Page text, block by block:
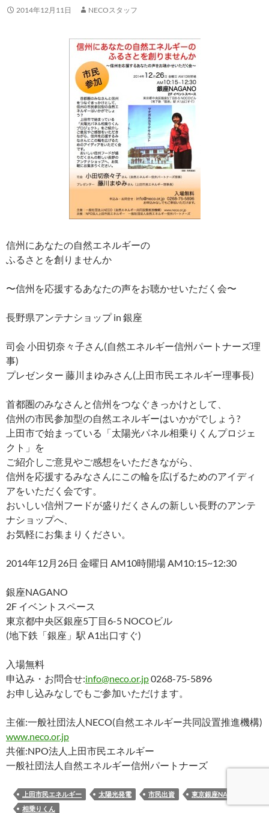
2014年12月11日 NECOスタッフ
信州にあなたの自然エネルギーの
ふるさとを創りませんか
〜信州を応援するあなたの声をお聴かせいただく会〜
長野県アンテナショップ in 銀座
司会 小田切奈々子さん(自然エネルギー信州パートナーズ理
事)
プレゼンター 藤川まゆみさん(上田市民エネルギー理事長)
首都圏のみなさんと信州をつなぐきっかけとして、
信州の市民参加型の自然エネルギーはいかがでしょう?
上田市で始まっている「太陽光パネル相乗りくんプロジェ
クト」を
ご紹介しご意見やご感想をいただきながら、
信州を応援するみなさんにこの輪を広げるためのアイディ
アをいただく会です。
おいしい信州フードが盛りだくさんの新しい長野のアンテ
ナショップへ、
お気軽にお集まりください。
2014年12月26日 金曜日 AM10時開場 AM10:15~12:30
銀座NAGANO
2F イベントスペース
東京都中央区銀座5丁目6-5 NOCOビル
(地下鉄「銀座」駅 A1出口すぐ)
入場無料
申込み・お問合せ:info@neco.or.jp0268-75-5896
お申し込みなしでもご参加いただけます。
主催:一般社団法人NECO(自然エネルギー共同設置推進機構)
www.neco.or.jp
共催:NPO法人上田市民エネルギー
一般社団法人自然エネルギー信州パートナーズ
上田市民エネルギー 太陽光発電 市民出資
東京銀座NAGANO
相乗りくん